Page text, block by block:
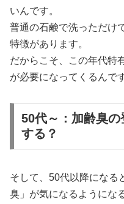
いんです。
普通の石鹸で洗っただけ
特徴があります。
だからこそ、この年代特
が必要になってくるんで
50代～：加齢臭
する？
そして、50代以降になる
臭」が気になるようにな